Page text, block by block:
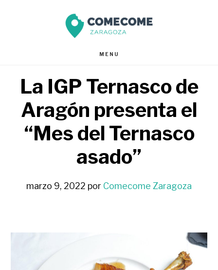
página
MENU
La IGP Ternasco de
Aragón presenta el
“Mes del Ternasco
asado”
marzo 9, 2022 por Comecome Zaragoza